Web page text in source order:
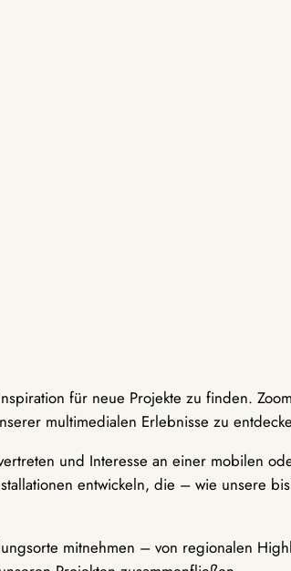
für neue Projekte zu finden.
multimedialen Erlebnisse zu
und Interesse an einer mobilen
entwickeln, die – wie unsere
mitnehmen – von regionalen